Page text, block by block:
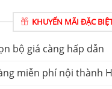
KHUYẾN MÃI ĐẶC
bộ giá càng hấp dẫn
miễn phí nội thành